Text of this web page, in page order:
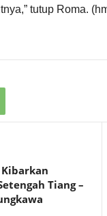
tutup Roma.
Tiang –